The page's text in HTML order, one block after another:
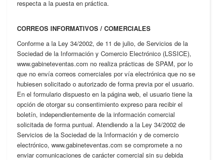
respecta a la puesta en práctica.
CORREOS INFORMATIVOS / COMERCIALES
Conforme a la Ley 34/2002, de 11 de julio, de Servicios de la
Sociedad de la Información y Comercio Electrónico (LSSICE),
www.gabineteventas.com no realiza prácticas de SPAM, por lo
que no envía correos comerciales por vía electrónica que no se
hubiesen solicitado o autorizado de forma previa por el usuario.
En el formulario dispuesto en la página web, el usuario tiene la
opción de otorgar su consentimiento expreso para recibir el
boletín, independientemente de la información comercial
solicitada de forma puntual. Atendiendo a la Ley 34/2002 de
Servicios de la Sociedad de la Información y de comercio
electrónico, www.gabineteventas.com se compromete a no
enviar comunicaciones de carácter comercial sin su debida